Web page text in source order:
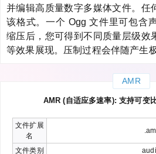
并编辑高质量数字多媒体文件。任
该格式。一个 Ogg 文件里可包含
缩压后，您可得到不同质量层级效
等效果展现。压制过程会伴随产生
AMR
AMR (自适应多速率): 支持可变
文件扩展
名
文件类别